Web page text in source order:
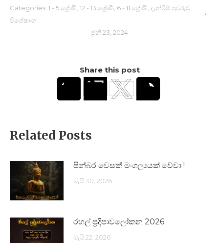
Categories: 1 - 5 ශ්‍රේණි 12 - 13 ශ්‍රේණි 6 - 11 ශ්‍රේණි දැන්වීම් පුවරුව
විශේෂාංග
ජූනි 23, 2024
Share this post
Related Posts
පින්බර වෙසක් මංගල්‍යයක් වේවා !
මැයි 30, 2026
රහල් ප්‍රදීපාවලෝකන 2026
මැයි 22, 2026